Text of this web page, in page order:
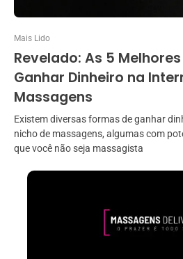
Mais Lido
Revelado: As 5
Ganhar Dinheiro na
Massagens
Existem diversas formas de ganhar
nicho de massagens, algumas com
que você não seja massagista